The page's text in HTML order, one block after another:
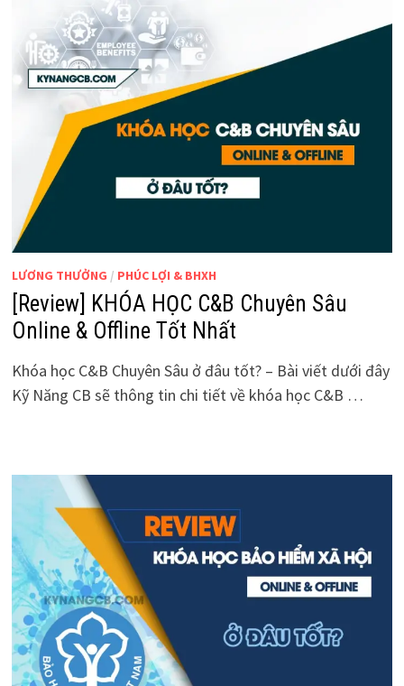
LƯƠNG THƯỞNG / PHÚC LỢI & BHXH
[Review] KHÓA HỌC C&B Chuyên Sâu
Online & Offline Tốt Nhất
Khóa học C&B Chuyên Sâu ở đâu tốt? – Bài viết dưới đây
Kỹ Năng CB sẽ thông tin chi tiết về khóa học C&B …